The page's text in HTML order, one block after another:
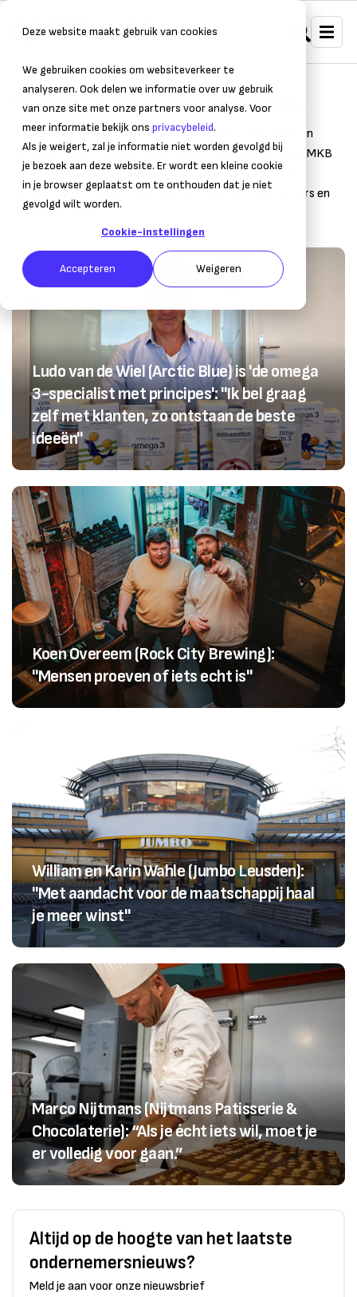
Deze website maakt gebruik van cookies
We gebruiken cookies om websiteverkeer te
analyseren. Ook delen we informatie over uw gebruik
van onze site met onze partners voor analyse. Voor
meer informatie bekijk ons privacybeleid.
Als je weigert, zal je informatie niet worden gevolgd bij
je bezoek aan deze website. Er wordt een kleine cookie
in je browser geplaatst om te onthouden dat je niet
gevolgd wilt worden.
Cookie-instellingen
Accepteren Weigeren
Dé online vraagbaak voor ondernemers
Succesvol ondernemen doe je door kansen te benutten en
obstakels weg te nemen. Daar heb je soms hulp bij nodig. MKB
Servicedesk ondersteunt je als dé online vraagbaak met
concrete informatie, ervaringen van andere ondernemers en
praktische tools.
Ludo van de Wiel (Arctic Blue) is 'de omega
3-specialist met principes': "Ik bel graag
zelf met klanten, zo ontstaan de beste
ideeën"
Koen Overeem (Rock City Brewing):
"Mensen proeven of iets echt is"
William en Karin Wahle (Jumbo Leusden):
"Met aandacht voor de maatschappij haal
je meer winst"
Marco Nijtmans (Nijtmans Patisserie &
Chocolaterie): “Als je écht iets wil, moet je
er volledig voor gaan.”
Altijd op de hoogte van het laatste
ondernemersnieuws?
Meld je aan voor onze nieuwsbrief